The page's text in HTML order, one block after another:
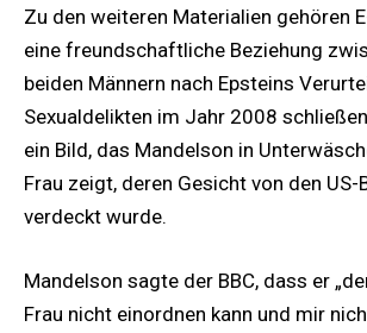
Zu den weiteren Materialien gehören
eine freundschaftliche Beziehung
beiden Männern nach Epsteins
Sexualdelikten im Jahr 2008
ein Bild, das Mandelson in
Frau zeigt, deren Gesicht von den US-
verdeckt wurde.
Mandelson sagte der BBC, dass er
Frau nicht einordnen kann und mir